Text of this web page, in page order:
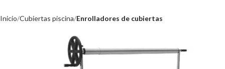
Inicio Cubiertas piscina Enrolladores de cubiertas